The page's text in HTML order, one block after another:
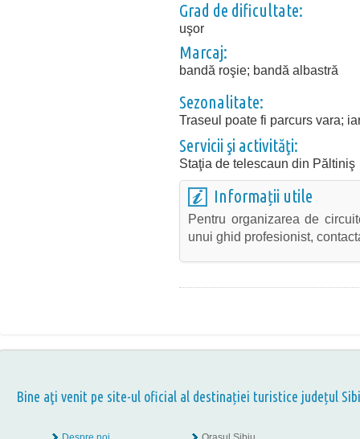
Grad de dificultate:
uşor
Marcaj:
bandă roşie; bandă albastră
Sezonalitate:
Traseul poate fi parcurs vara;
Servicii şi activităţi:
Staţia de telescaun din Păltiniş
Informații utile
Pentru organizarea de
unui ghid profesionist,
Bine aţi venit pe site-ul oficial al destinației turistice județul